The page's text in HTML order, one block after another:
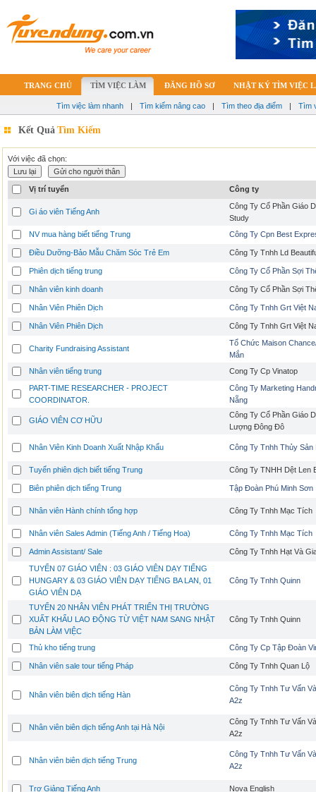
TRANG CHỦ TÌM VIỆC LÀM ĐĂNG HỒ SƠ NHẬT KÝ TÌM VIỆC
Tìm việc làm nhanh | Tìm kiếm nâng cao | Tìm theo địa điểm | Tìm
Kết Quả Tìm Kiếm
Với việc đã chọn:
Vị trí tuyển Công ty
Gi áo viên Tiếng Anh
Công Ty Cổ Phần Giáo
Study
NV mua hàng biết tiếng Trung
Công Ty Cpn Best
Điều Dưỡng-Bảo Mẫu Chăm Sóc Trẻ Em Công Ty Tnhh Ld
Phiên dịch tiếng trung Công Ty Cổ Phần Sợi
Nhân viên kinh doanh Công Ty Cổ Phần Sợi
Nhân Viên Phiên Dịch Công Ty Tnhh Grt Việt
Nhân Viên Phiên Dịch Công Ty Tnhh Grt Việt
Charity Fundraising Assistant
Tổ Chức Maison
Mắn
Nhân viên tiếng trung
Cong Ty Cp Vinatop
PART-TIME RESEARCHER - PROJECT
COORDINATOR.
Công Ty Marketing
Nẵng
GIÁO VIÊN CƠ HỮU
Công Ty Cổ Phần Giáo
Lượng Đông Đô
Nhân Viên Kinh Doanh Xuất Nhập Khẩu Công Ty Tnhh Thủy Sản
Tuyển phiên dịch biết tiếng Trung Công Ty TNHH Dệt Len
Biên phiên dịch tiếng Trung Tập Đoàn Phú Minh Sơn
Nhân viên Hành chính tổng hợp Công Ty Tnhh Mạc Tích
Nhân viên Sales Admin (Tiếng Anh / Tiếng Hoa) Công Ty Tnhh Mạc Tích
Admin Assistant/ Sale
Công Ty Tnhh Hạt Và
TUYỂN 07 GIÁO VIÊN : 03 GIÁO VIÊN DẠY TIẾNG
HUNGARY & 03 GIÁO VIÊN DẠY TIẾNG BA LAN, 01
GIÁO VIÊN DẠ
Công Ty Tnhh Quinn
TUYỂN 20 NHÂN VIÊN PHÁT TRIỂN THỊ TRƯỜNG
XUẤT KHẨU LAO ĐỘNG TỪ VIỆT NAM SANG NHẬT
BẢN LÀM VIỆC
Công Ty Tnhh Quinn
Thủ kho tiếng trung Công Ty Cp Tập Đoàn
Nhân viên sale tour tiếng Pháp Công Ty Tnhh Quan Lộ
Nhân viên biên dịch tiếng Hàn
Công Ty Tnhh Tư Vấn
A2z
Nhân viên biên dịch tiếng Anh tại Hà Nội
Công Ty Tnhh Tư Vấn
A2z
Nhân viên biên dịch tiếng Trung
Công Ty Tnhh Tư Vấn
A2z
Trợ Giảng Tiếng Anh Nova English